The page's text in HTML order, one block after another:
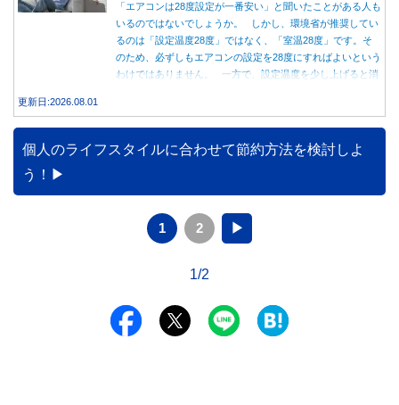
「エアコンは28度設定が一番安い」と聞いたことがある人も
いるのではないでしょうか。 しかし、環境省が推奨してい
るのは「設定温度28度」ではなく、「室温28度」です。そ
のため、必ずしもエアコンの設定を28度にすればよいという
わけではありません。 一方で、設定温度を少し上げると消
データをもとに、節約効果の目安と快適に過ごすためのポイ
ントを分かりやすく解説します。
更新日:2026.08.01
個人のライフスタイルに合わせて節約方法を検討しよ
う！
1 2 ▶
1/2